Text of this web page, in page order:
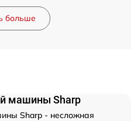
больше
машины Sharp
Sharp - несложная